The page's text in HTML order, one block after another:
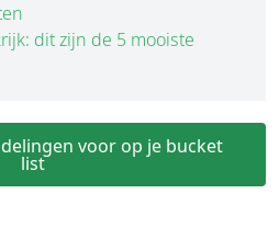
dit zijn de 5 mooiste
voor op je bucket
list